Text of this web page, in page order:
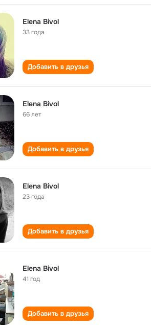
Elena Bivol
33 года
Добавить в друзья
Elena Bivol
66 лет
Добавить в друзья
Elena Bivol
23 года
Добавить в друзья
Elena Bivol
41 год
Добавить в друзья